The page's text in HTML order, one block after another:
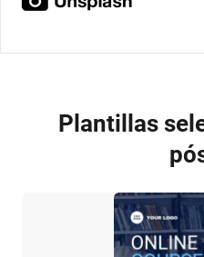
Plantillas